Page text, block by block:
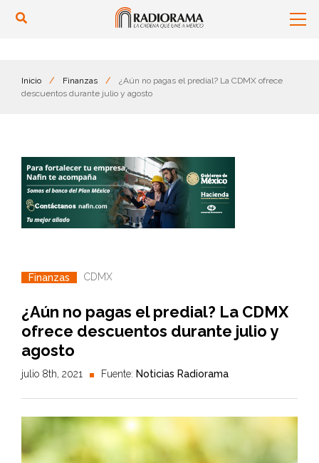
Inicio / Finanzas /
¿Aún no pagas el predial? La CDMX ofrece
descuentos durante julio y agosto
Finanzas CDMX
¿Aún no pagas el predial? La CDMX
ofrece descuentos durante julio y
agosto
julio 8th, 2021 Fuente: Noticias Radiorama